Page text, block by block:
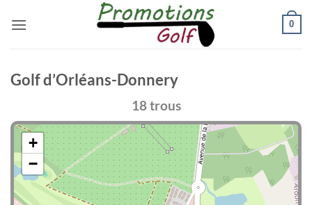
0
Golf d’Orléans-Donnery
18 trous
+
−